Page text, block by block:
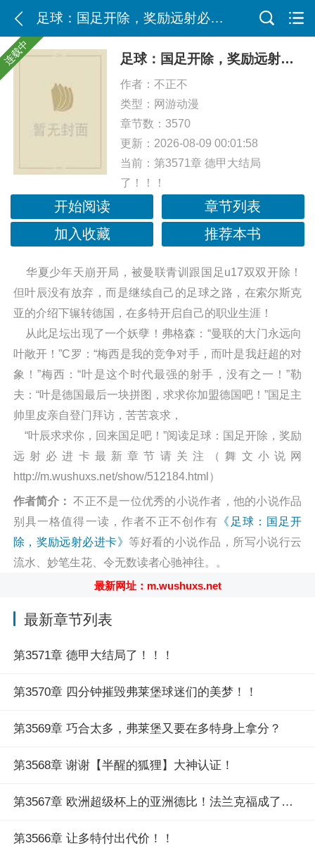
足球：国足开除，奖励远射必进卡
连载中 足球：国足开除，奖励远射必进卡
作者： 不正不
类型： 网游动漫
章节数：3570
更新：2026-08-09 00:01:58
当前： 第3571章 德甲大结局
了！！！
开始阅读
章节列表
加入收藏
推荐本书
华夏少年天崩开局，被曼联青训跟国足u17双双开除！
但叶辰没有放弃，而是继续自己的足球之路，在索尔斯克
亚的介绍下辗转德国，在多特开启自己的职业生涯！
从此足坛出现了一个妖孽！弗格森：“曼联的大门永远向
叶敞开！”C罗：“梅西是我的竞争对手，而叶是我赶超的对
象！”梅西：“叶是这个时代最强的射手，没有之一！”勒
夫：“叶是德国最后一块拼图，求求你加盟德国吧！”国足主
帅里皮亲自登门拜访，苦苦哀求，
“叶辰求求你，回来国足吧！”阅读足球：国足开除，奖励
远射必进卡最新章节请关注（舞文小说网
http://m.wushuxs.net/show/512184.html）
作者简介： 不正不是一位优秀的小说作者，他的小说作品
别具一格值得一读，作者不正不创作有 《足球：国足开
除，奖励远射必进卡》 等好看的小说作品，所写小说行云
流水、妙笔生花、令无数读者心驰神往。。
最新网址：m.wushuxs.net
最新章节列表
第3571章 德甲大结局了！！！
第3570章 四分钟摧毁弗莱堡球迷们的美梦！！
第3569章 巧合太多，弗莱堡又要在多特身上拿分？
第3568章 谢谢【半醒的狐狸】大神认证！
第3567章 欧洲超级杯上的亚洲德比！法兰克福成了土拨鼠！
第3566章 让多特付出代价！！